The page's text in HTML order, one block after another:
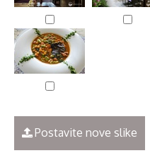
Postavite nove slike